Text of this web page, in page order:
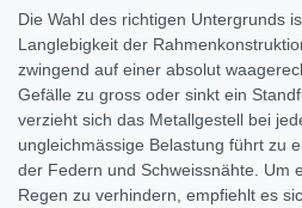
Die Wahl des richtigen Untergrunds
Langlebigkeit der
zwingend auf einer absolut
Gefälle zu gross oder sinkt ein
verzieht sich das Metallgestell bei
ungleichmässige Belastung führt zu
der Federn und Schweissnähte. Um
Regen zu verhindern, empfiehlt es